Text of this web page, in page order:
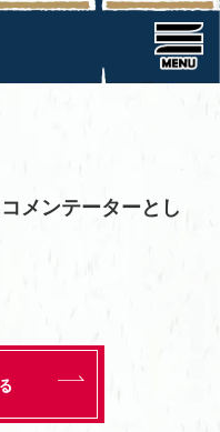
メンテーターとし